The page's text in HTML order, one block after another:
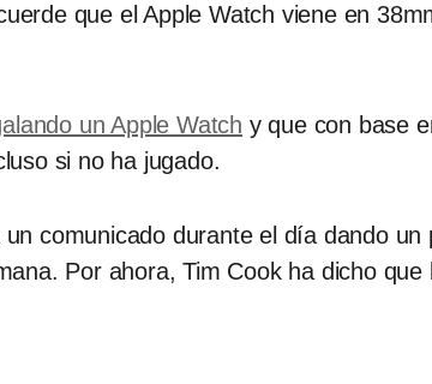
que el Apple Watch viene en
un Apple Watch y que con base
si no ha jugado.
comunicado durante el día dando
Por ahora, Tim Cook ha dicho que